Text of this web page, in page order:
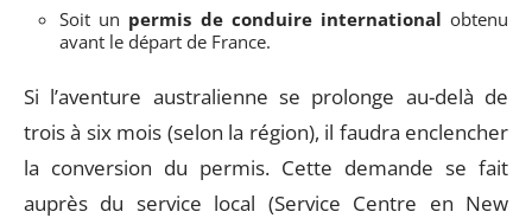
Soit un permis de conduire international obtenu
avant le départ de France.
Si l’aventure australienne se prolonge au-delà de
trois à six mois (selon la région), il faudra enclencher
la conversion du permis. Cette demande se fait
auprès du service local (Service Centre en New